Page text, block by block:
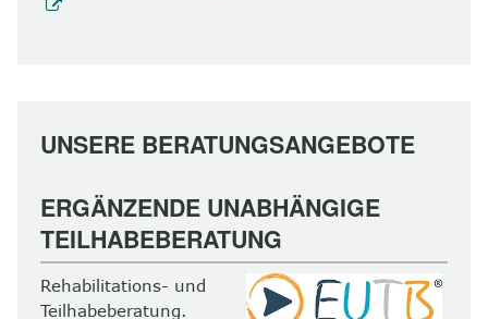
UNSERE BERATUNGSANGEBOTE
ERGÄNZENDE UNABHÄNGIGE
TEILHABEBERATUNG
Rehabilitations- und
Teilhabeberatung.